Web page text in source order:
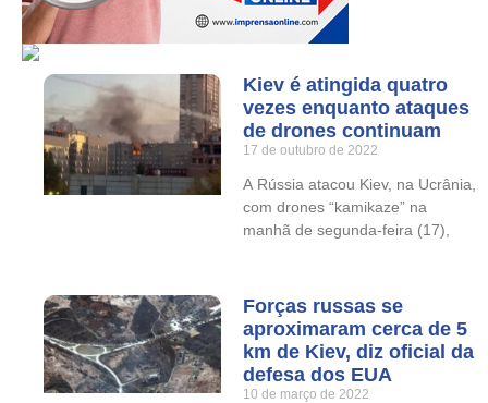
Kiev é atingida quatro
vezes enquanto ataques
de drones continuam
17 de outubro de 2022
A Rússia atacou Kiev, na Ucrânia,
com drones “kamikaze” na
manhã de segunda-feira (17),
Forças russas se
aproximaram cerca de 5
km de Kiev, diz oficial da
defesa dos EUA
10 de março de 2022